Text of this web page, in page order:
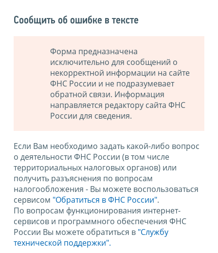
Сообщить об ошибке в тексте
Форма предназначена
исключительно для сообщений о
некорректной информации на сайте
ФНС России и не подразумевает
обратной связи. Информация
направляется редактору сайта ФНС
России для сведения.
Если Вам необходимо задать какой-либо вопрос
о деятельности ФНС России (в том числе
территориальных налоговых органов) или
получить разъяснения по вопросам
налогообложения - Вы можете воспользоваться
сервисом "Обратиться в ФНС России".
По вопросам функционирования интернет-
сервисов и программного обеспечения ФНС
России Вы можете обратиться в "Службу
технической поддержки".